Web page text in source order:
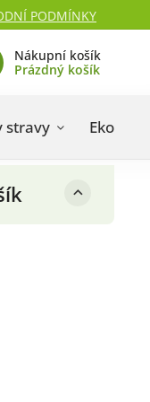
PODMÍNKY
Nákupní košík
Prázdný košík
stravy Eko